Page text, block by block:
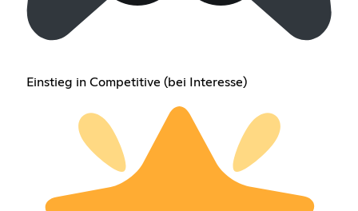
Einstieg in Competitive (bei Interesse)